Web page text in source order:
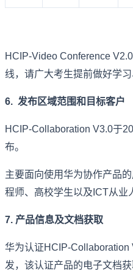
HCIP-Video Conference
线，请广大考生提前做好学习
6. 发布区域范围和目标客户
HCIP-Collaboration V3.0于
布。
主要面向使用华为协作产品
程师、高校学生以及ICT从业
7. 产品信息及文档获取
华为认证HCIP-
发，该认证产品的电子文档获